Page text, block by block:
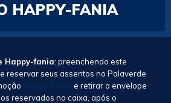
HAPPY-FANIA
Happy-fania: preenchendo este
reservar seus assentos no Palaverde
Happy-Fania e retirar o envelope
reservados no caixa, após o